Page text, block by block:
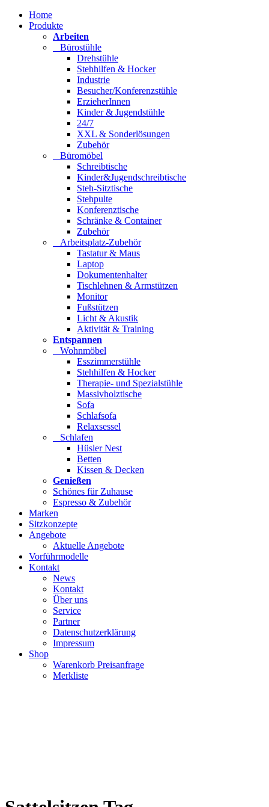
Home
Produkte
Arbeiten
Bürostühle
Drehstühle
Stehhilfen & Hocker
Industrie
Besucher/Konferenzstühle
ErzieherInnen
Kinder & Jugendstühle
24/7
XXL & Sonderlösungen
Zubehör
Büromöbel
Schreibtische
Kinder&Jugendschreibtische
Steh-Sitztische
Stehpulte
Konferenztische
Schränke & Container
Zubehör
Arbeitsplatz-Zubehör
Tastatur & Maus
Laptop
Dokumentenhalter
Tischlehnen & Armstützen
Monitor
Fußstützen
Licht & Akustik
Aktivität & Training
Entspannen
Wohnmöbel
Esszimmerstühle
Stehhilfen & Hocker
Therapie- und Spezialstühle
Massivholztische
Sofa
Schlafsofa
Relaxsessel
Schlafen
Hüsler Nest
Betten
Kissen & Decken
Genießen
Schönes für Zuhause
Espresso & Zubehör
Marken
Sitzkonzepte
Angebote
Aktuelle Angebote
Vorführmodelle
Kontakt
News
Kontakt
Über uns
Service
Partner
Datenschutzerklärung
Impressum
Shop
Warenkorb Preisanfrage
Merkliste